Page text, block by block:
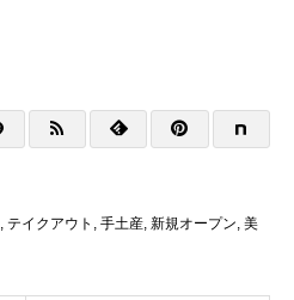
テイクアウト 手土産 新規オープン 美